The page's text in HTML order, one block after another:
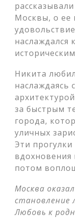
Москвы, о ее
наслаждался
Никита
наслаждаясь
за быстрым
города,
уличных
Эти
вдохновения
потом
Москва
становление
Любовь к